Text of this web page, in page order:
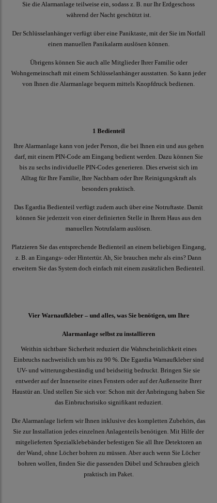
Sie die Alarmanlage teilweise ein, sodass z. B. nur Ihr Erdgeschoss
während der Nacht geschützt ist.
Der Schlüsselanhänger verfügt über eine Paniktaste, mit der Sie im Notfall
einen manuellen Panikalarm auslösen können.
Übrigens können Sie auch alle Mitglieder Ihrer Familie oder
Wohngemeinschaft mit einem Schlüsselanhänger ausstatten. So kann jeder
von Ihnen die Alarmanlage bequem mittels Knopfdruck bedienen.
1 Bedienteil
Ihre Alarmanlage kann von jeder Person, die bei Ihnen ein und aus gehen
darf, mit einem PIN-Code am Eingang bedient werden. Dazu können Sie
bis zu sechs individuelle PIN-Codes generieren. Dies erweist sich im
Alltag für Ihre Familie, Ihre Nachbarn oder Ihre Reinigungskraft als
besonders praktisch.
Das Egardia Bedienteil verfügt zudem auch über eine Notruftaste. Damit
können Sie jederzeit von einer definierten Stelle in Ihrem Haus aus den
manuellen Notrufalarm auslösen.
Platzieren Sie das entsprechende Bedienteil an einem beliebigen Eingang,
z. B. an Eingangs- oder Hintertür. Ah, Sie brauchen mehr als eins? Dann
erweitern Sie das System doch einfach mit einem zusätzlichen Bedienteil.
Vier Warnaufkleber – und alles, was Sie benötigen, um Ihre
Alarmanlage selbst zu installieren
Weithin sichtbare Sicherheit reduziert die Wahrscheinlichkeit eines
Einbruchs nachweislich um bis zu 90 %. Die Egardia Warnaufkleber sind
UV- und witterungsbeständig und beidseitig bedruckt. Bringen Sie sie
entweder auf der Innenseite eines Fensters oder auf der Außenseite Ihrer
Haustür an. Und stellen Sie sich vor: Schon mit der Anbringung haben Sie
das Einbruchsrisiko signifikant reduziert.
Die Alarmanlage liefern wir Ihnen inklusive des kompletten Zubehörs, das
Sie zur Installation jedes einzelnen Anlagenteils benötigen. Mit Hilfe der
mitgelieferten Spezialklebebänder befestigen Sie all Ihre Detektoren an
der Wand, ohne Löcher bohren zu müssen. Aber auch wenn Sie Löcher
bohren wollen, finden Sie die passenden Dübel und Schrauben gleich
praktisch im Paket.